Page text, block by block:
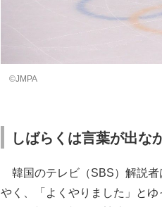
©JMPA
しばらくは言葉が出な
韓国のテレビ（SBS）解説者
やく、「よくやりました」と